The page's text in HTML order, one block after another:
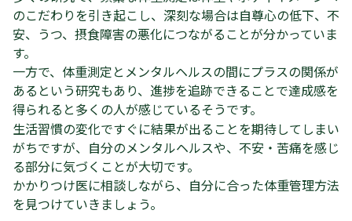
のこだわりを引き起こし、深刻な場合は自尊心の低下、不
安、うつ、摂食障害の悪化につながることが分かっていま
す。
一方で、体重測定とメンタルヘルスの間にプラスの関係が
あるという研究もあり、進捗を追跡できることで達成感を
得られると多くの人が感じているそうです。
生活習慣の変化ですぐに結果が出ることを期待してしまい
がちですが、自分のメンタルヘルスや、不安・苦痛を感じ
る部分に気づくことが大切です。
かかりつけ医に相談しながら、自分に合った体重管理方法
を見つけていきましょう。